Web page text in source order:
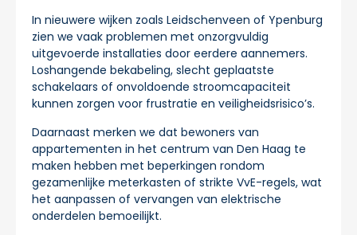
In nieuwere wijken zoals Leidschenveen of Ypenburg
zien we vaak problemen met onzorgvuldig
uitgevoerde installaties door eerdere aannemers.
Loshangende bekabeling, slecht geplaatste
schakelaars of onvoldoende stroomcapaciteit
kunnen zorgen voor frustratie en veiligheidsrisico’s.
Daarnaast merken we dat bewoners van
appartementen in het centrum van Den Haag te
maken hebben met beperkingen rondom
gezamenlijke meterkasten of strikte VvE-regels, wat
het aanpassen of vervangen van elektrische
onderdelen bemoeilijkt.